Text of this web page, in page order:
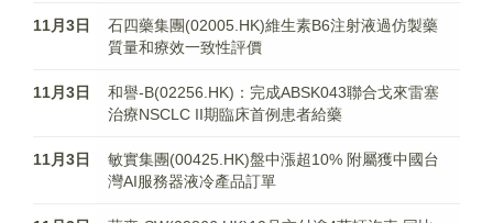
11月3日
石四藥集團(02005.HK)維生素B6注射液過仿製藥
質量和療效一致性評價
11月3日
和譽-B(02256.HK)：完成ABSK043聯合戈來雷塞
治療NSCLC II期臨床首例患者給藥
11月3日
敏實集團(00425.HK)盤中漲超10% 附屬獲中國台
灣AI服務器液冷產品訂單